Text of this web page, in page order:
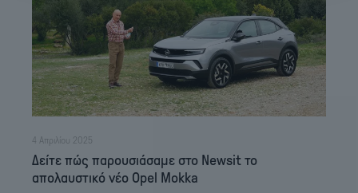
4 Απριλίου 2025
Δείτε πώς παρουσιάσαμε στο Newsit το
απολαυστικό νέο Opel Mokka